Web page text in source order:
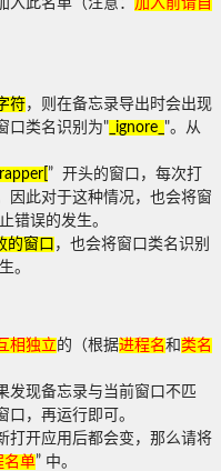
符，则在备忘录导出时会出现
口类名识别为" _ignore_ "。从
” 开头的窗口，每次打
因此对于这种情况，也会将窗
错误的发生。
的窗口 ，也会将窗口类名识别
。
相独立的（根据进程名和 类名
发现备忘录与当前窗口不匹
口，再运行即可。
打开应用后都会变，那么请将
名单” 中。